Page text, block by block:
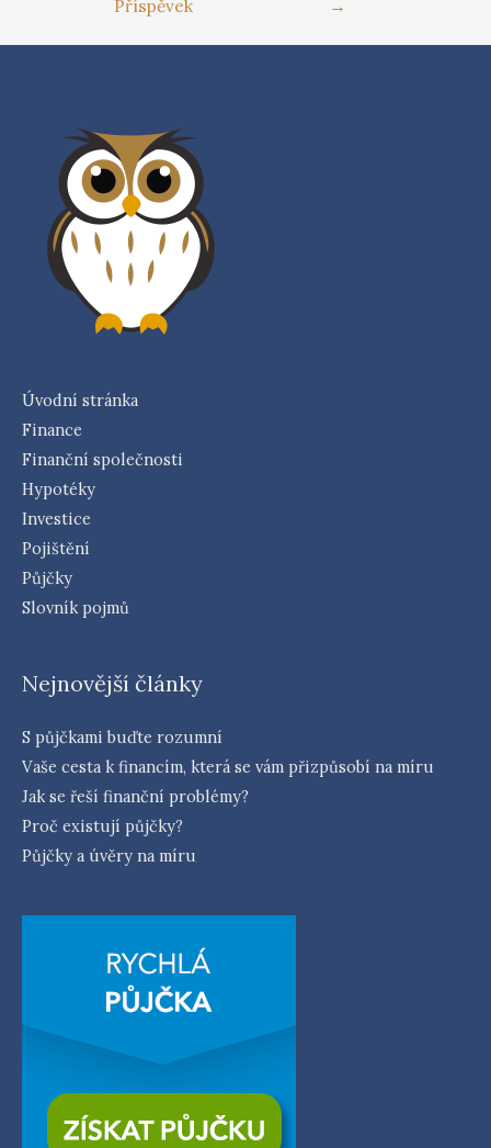
Příspěvek
→
Úvodní stránka
Finance
Finanční společnosti
Hypotéky
Investice
Pojištění
Půjčky
Slovník pojmů
Nejnovější články
S půjčkami buďte rozumní
Vaše cesta k financím, která se vám přizpůsobí na míru
Jak se řeší finanční problémy?
Proč existují půjčky?
Půjčky a úvěry na míru